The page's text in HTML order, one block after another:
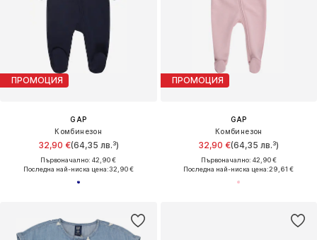
ПРОМОЦИЯ
GAP
Комбинезон
32,90 €(64,35 лв.³)
Първоначално: 42,90 €
Последна най-ниска цена:32,90 €
ПРОМОЦИЯ
GAP
Комбинезон
32,90 €(64,35 лв.³)
Първоначално: 42,90 €
Последна най-ниска цена:29,61 €